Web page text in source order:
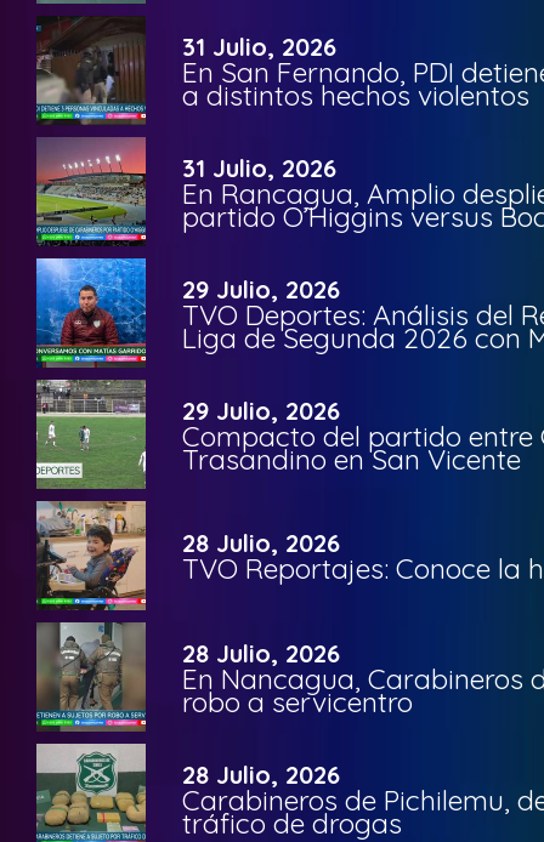
31 Julio, 2026
En San Fernando, PDI
a distintos hechos violentos
31 Julio, 2026
En Rancagua, Amplio
partido O’Higgins versus
29 Julio, 2026
TVO Deportes: Análisis del
Liga de Segunda 2026 con
29 Julio, 2026
Compacto del partido entre
Trasandino en San Vicente
28 Julio, 2026
TVO Reportajes: Conoce la
28 Julio, 2026
En Nancagua, Carabineros
robo a servicentro
28 Julio, 2026
Carabineros de Pichilemu,
tráfico de drogas